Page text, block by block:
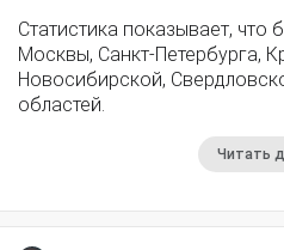
Статистика показывает,
Москвы, Санкт-Петербурга,
Новосибирской,
областей.
Читать